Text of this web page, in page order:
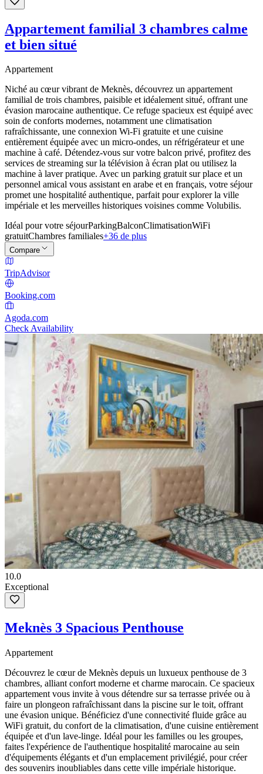
Appartement familial 3 chambres calme
et bien situé
Appartement
Niché au cœur vibrant de Meknès, découvrez un appartement
familial de trois chambres, paisible et idéalement situé, offrant une
évasion marocaine authentique. Ce refuge spacieux est équipé avec
soin de conforts modernes, notamment une climatisation
rafraîchissante, une connexion Wi-Fi gratuite et une cuisine
entièrement équipée avec un micro-ondes, un réfrigérateur et une
machine à café. Détendez-vous sur votre balcon privé, profitez des
services de streaming sur la télévision à écran plat ou utilisez la
machine à laver pratique. Avec un parking gratuit sur place et un
personnel amical vous assistant en arabe et en français, votre séjour
promet une hospitalité authentique, parfait pour explorer la ville
impériale et les merveilles historiques voisines comme Volubilis.
Idéal pour votre séjourParkingBalconClimatisationWiFi
gratuitChambres familiales+36 de plus
Compare
TripAdvisor
Booking.com
Agoda.com
Check Availability
10.0
Exceptional
Meknès 3 Spacious Penthouse
Appartement
Découvrez le cœur de Meknès depuis un luxueux penthouse de 3
chambres, alliant confort moderne et charme marocain. Ce spacieux
appartement vous invite à vous détendre sur sa terrasse privée ou à
faire un plongeon rafraîchissant dans la piscine sur le toit, offrant
une évasion unique. Bénéficiez d'une connectivité fluide grâce au
WiFi gratuit, du confort de la climatisation, d'une cuisine entièrement
équipée et d'un lave-linge. Idéal pour les familles ou les groupes,
faites l'expérience de l'authentique hospitalité marocaine au sein
d'équipements élégants et d'un emplacement privilégié, pour créer
des souvenirs inoubliables dans cette ville impériale historique.